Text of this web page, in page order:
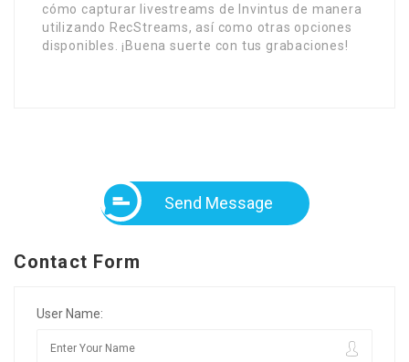
cómo capturar livestreams de Invintus de manera
utilizando RecStreams, así como otras opciones
disponibles. ¡Buena suerte con tus grabaciones!
Send Message
Contact Form
User Name: